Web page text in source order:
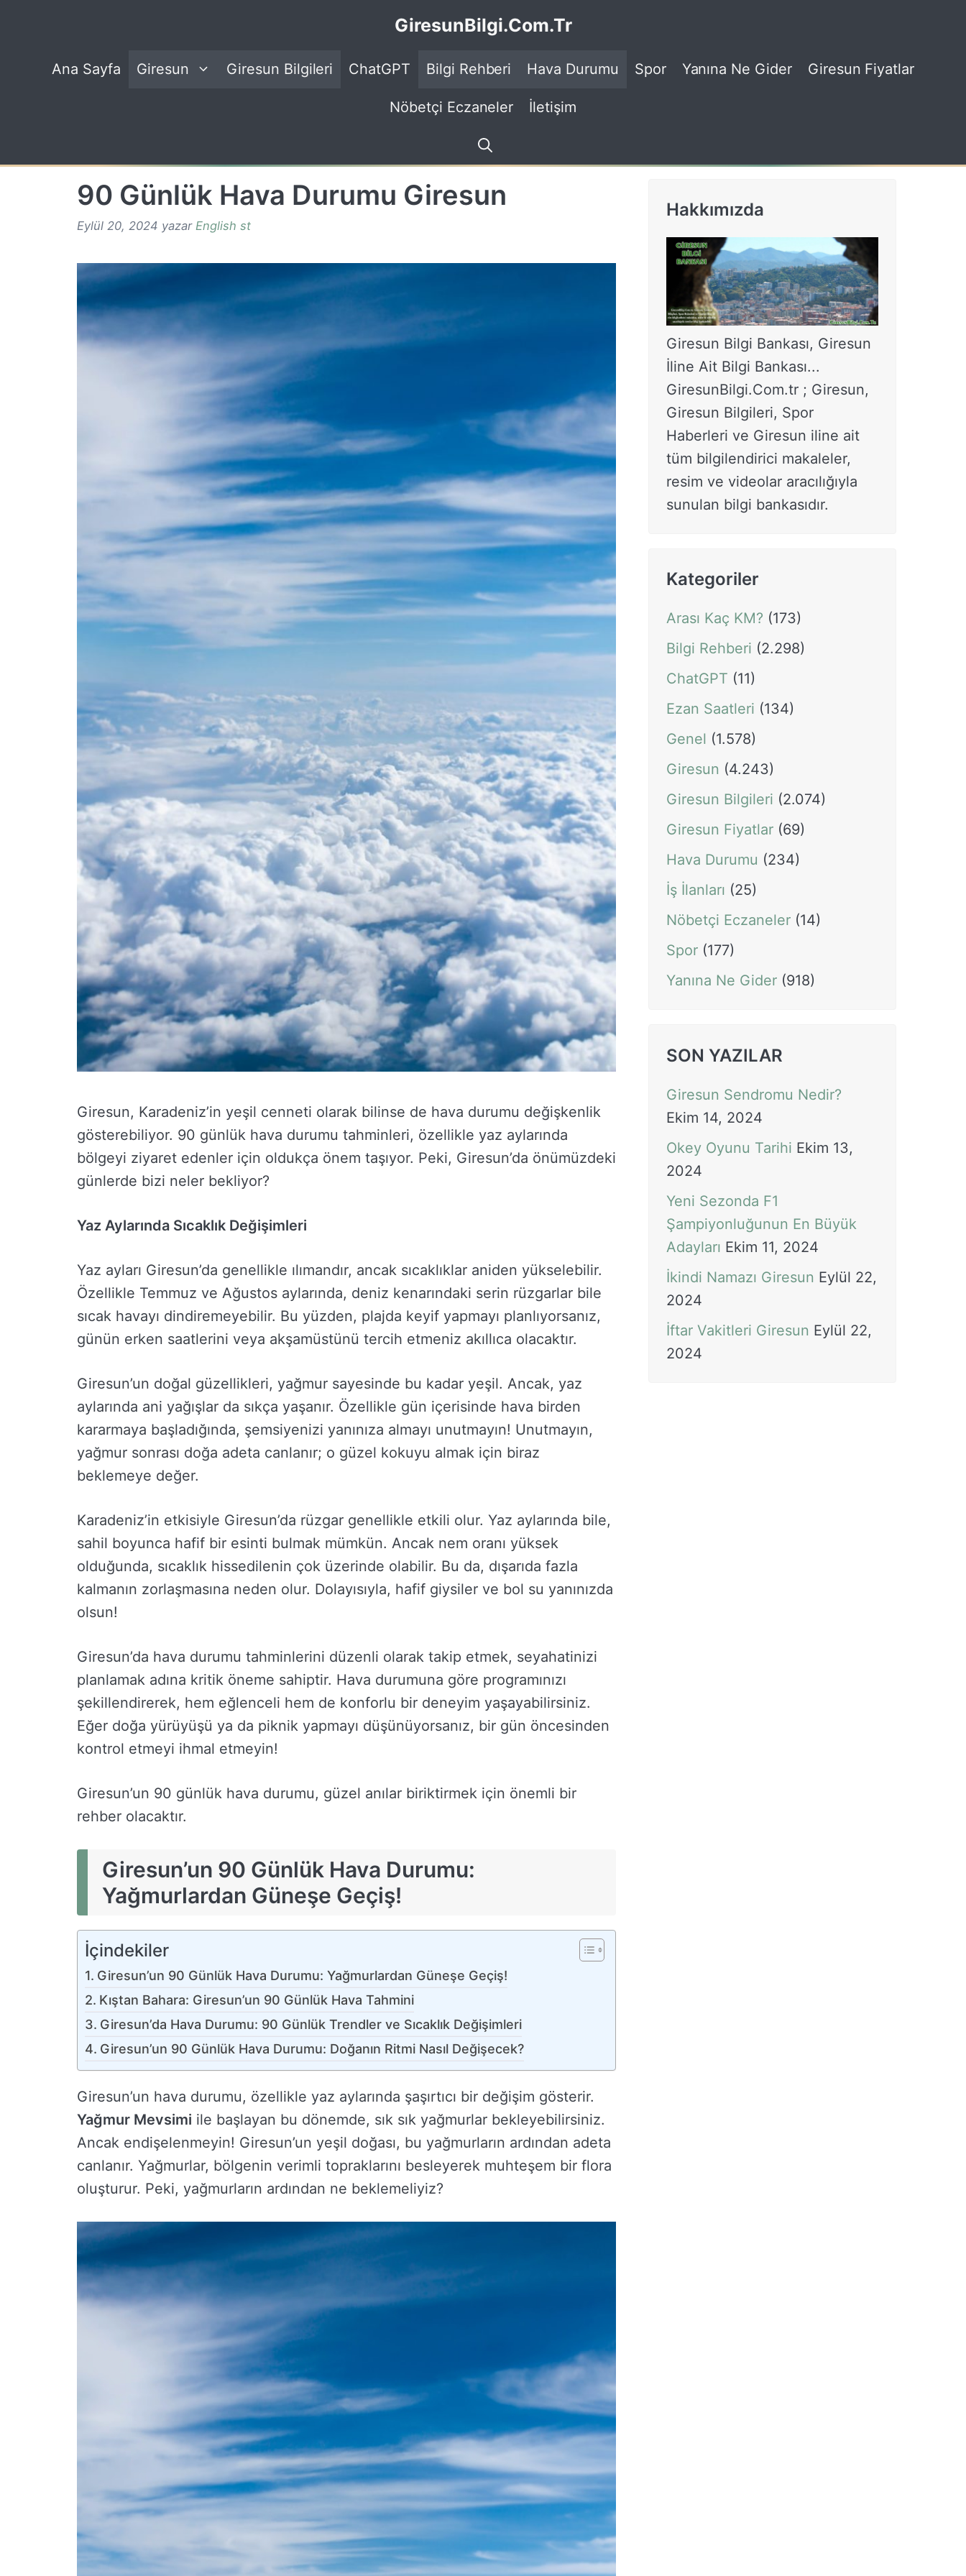
GiresunBilgi.Com.Tr
Ana Sayfa Giresun Giresun Bilgileri ChatGPT Bilgi Rehberi Hava Durumu Spor Yanına Ne Gider Giresun Fiyatlar
Nöbetçi Eczaneler İletişim
90 Günlük Hava Durumu Giresun
Eylül 20, 2024 yazar English st
Giresun, Karadeniz’in yeşil cenneti olarak bilinse de hava durumu değişkenlik
gösterebiliyor. 90 günlük hava durumu tahminleri, özellikle yaz aylarında
bölgeyi ziyaret edenler için oldukça önem taşıyor. Peki, Giresun’da önümüzdeki
günlerde bizi neler bekliyor?
Yaz Aylarında Sıcaklık Değişimleri
Yaz ayları Giresun’da genellikle ılımandır, ancak sıcaklıklar aniden yükselebilir.
Özellikle Temmuz ve Ağustos aylarında, deniz kenarındaki serin rüzgarlar bile
sıcak havayı dindiremeyebilir. Bu yüzden, plajda keyif yapmayı planlıyorsanız,
günün erken saatlerini veya akşamüstünü tercih etmeniz akıllıca olacaktır.
Giresun’un doğal güzellikleri, yağmur sayesinde bu kadar yeşil. Ancak, yaz
aylarında ani yağışlar da sıkça yaşanır. Özellikle gün içerisinde hava birden
kararmaya başladığında, şemsiyenizi yanınıza almayı unutmayın! Unutmayın,
yağmur sonrası doğa adeta canlanır; o güzel kokuyu almak için biraz
beklemeye değer.
Karadeniz’in etkisiyle Giresun’da rüzgar genellikle etkili olur. Yaz aylarında bile,
sahil boyunca hafif bir esinti bulmak mümkün. Ancak nem oranı yüksek
olduğunda, sıcaklık hissedilenin çok üzerinde olabilir. Bu da, dışarıda fazla
kalmanın zorlaşmasına neden olur. Dolayısıyla, hafif giysiler ve bol su yanınızda
olsun!
Giresun’da hava durumu tahminlerini düzenli olarak takip etmek, seyahatinizi
planlamak adına kritik öneme sahiptir. Hava durumuna göre programınızı
şekillendirerek, hem eğlenceli hem de konforlu bir deneyim yaşayabilirsiniz.
Eğer doğa yürüyüşü ya da piknik yapmayı düşünüyorsanız, bir gün öncesinden
kontrol etmeyi ihmal etmeyin!
Giresun’un 90 günlük hava durumu, güzel anılar biriktirmek için önemli bir
rehber olacaktır.
Giresun’un 90 Günlük Hava Durumu:
Yağmurlardan Güneşe Geçiş!
İçindekiler
Giresun’un 90 Günlük Hava Durumu: Yağmurlardan Güneşe Geçiş!
Kıştan Bahara: Giresun’un 90 Günlük Hava Tahmini
Giresun’da Hava Durumu: 90 Günlük Trendler ve Sıcaklık Değişimleri
Giresun’un 90 Günlük Hava Durumu: Doğanın Ritmi Nasıl Değişecek?
Giresun’un hava durumu, özellikle yaz aylarında şaşırtıcı bir değişim gösterir.
Yağmur Mevsimi ile başlayan bu dönemde, sık sık yağmurlar bekleyebilirsiniz.
Ancak endişelenmeyin! Giresun’un yeşil doğası, bu yağmurların ardından adeta
canlanır. Yağmurlar, bölgenin verimli topraklarını besleyerek muhteşem bir flora
oluşturur. Peki, yağmurların ardından ne beklemeliyiz?
Hakkımızda
Giresun Bilgi Bankası, Giresun
İline Ait Bilgi Bankası...
GiresunBilgi.Com.tr ; Giresun,
Giresun Bilgileri, Spor
Haberleri ve Giresun iline ait
tüm bilgilendirici makaleler,
resim ve videolar aracılığıyla
sunulan bilgi bankasıdır.
Kategoriler
Arası Kaç KM? (173)
Bilgi Rehberi (2.298)
ChatGPT (11)
Ezan Saatleri (134)
Genel (1.578)
Giresun (4.243)
Giresun Bilgileri (2.074)
Giresun Fiyatlar (69)
Hava Durumu (234)
İş İlanları (25)
Nöbetçi Eczaneler (14)
Spor (177)
Yanına Ne Gider (918)
SON YAZILAR
Giresun Sendromu Nedir?
Ekim 14, 2024
Okey Oyunu Tarihi Ekim 13,
2024
Yeni Sezonda F1
Şampiyonluğunun En Büyük
Adayları Ekim 11, 2024
İkindi Namazı Giresun Eylül 22,
2024
İftar Vakitleri Giresun Eylül 22,
2024